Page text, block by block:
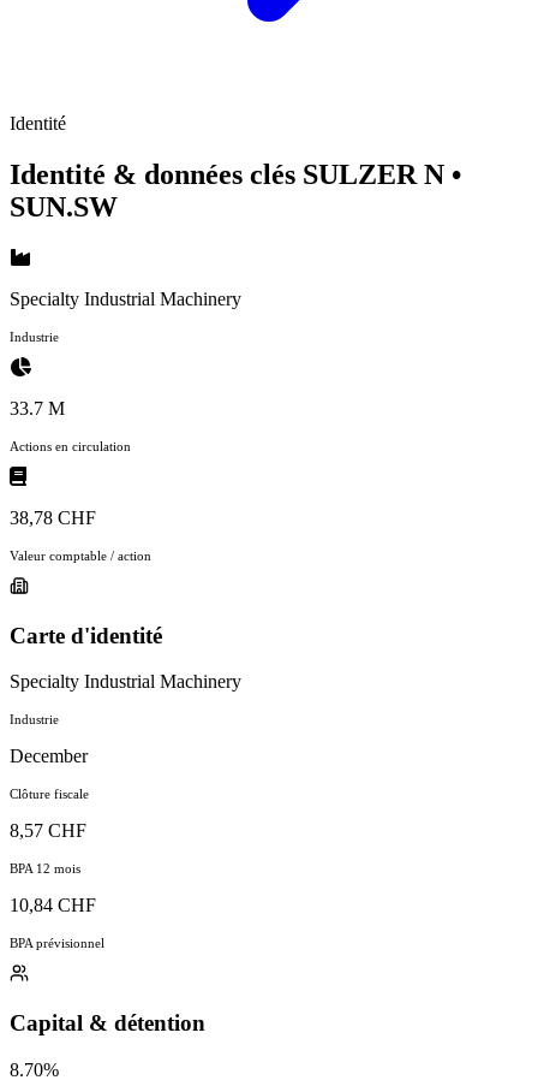
Identité
Identité & données clés SULZER N •
SUN.SW
Specialty Industrial Machinery
Industrie
33.7 M
Actions en circulation
38,78 CHF
Valeur comptable / action
Carte d'identité
Specialty Industrial Machinery
Industrie
December
Clôture fiscale
8,57 CHF
BPA 12 mois
10,84 CHF
BPA prévisionnel
Capital & détention
8.70%